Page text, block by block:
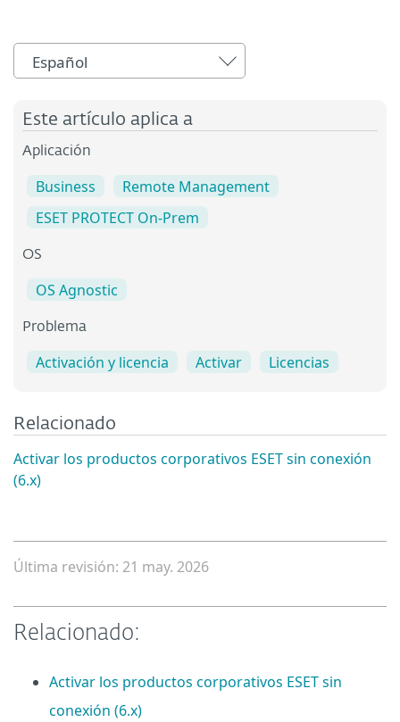
Español
Este artículo aplica a
Aplicación
Business
Remote Management
ESET PROTECT On-Prem
OS
OS Agnostic
Problema
Activación y licencia Activar Licencias
Relacionado
Activar los productos corporativos ESET sin conexión
(6.x)
Última revisión: 21 may. 2026
Relacionado:
Activar los productos corporativos ESET sin
conexión (6.x)